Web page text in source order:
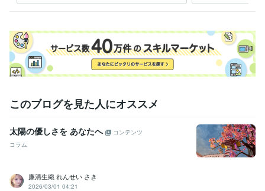
このブログを見た人にオススメ
太陽の優しさを あなたへ
コンテンツ
コラム
廉清生織 れんせい さき
2026/03/01 04:21